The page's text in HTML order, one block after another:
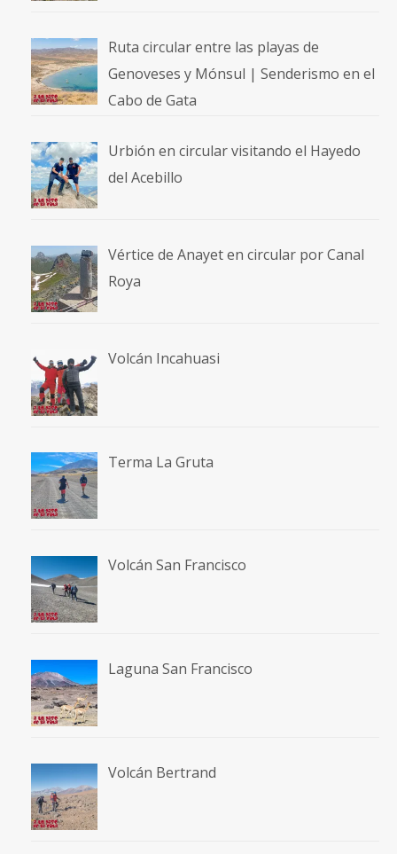
Ruta circular entre las playas de
Genoveses y Mónsul | Senderismo en el
Cabo de Gata
Urbión en circular visitando el Hayedo
del Acebillo
Vértice de Anayet en circular por Canal
Roya
Volcán Incahuasi
Terma La Gruta
Volcán San Francisco
Laguna San Francisco
Volcán Bertrand